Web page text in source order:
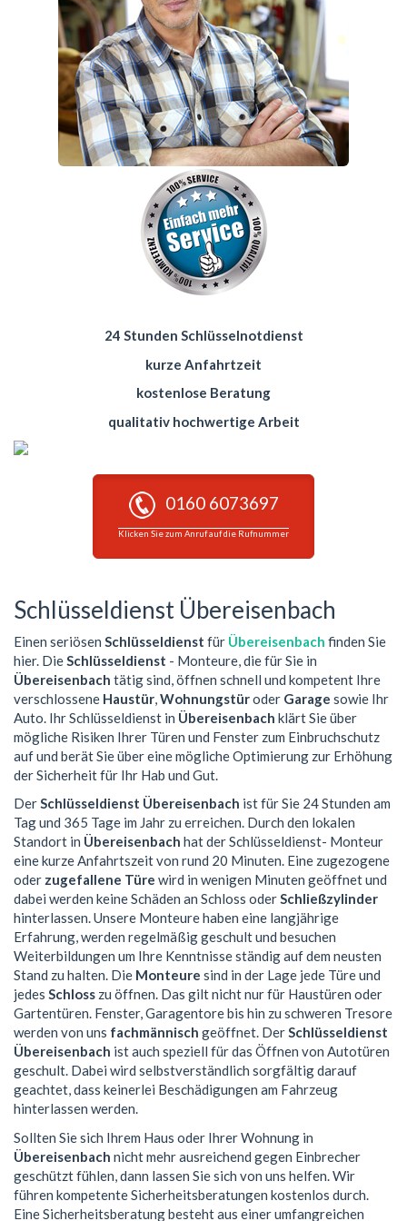
24 Stunden Schlüsselnotdienst
kurze Anfahrtzeit
kostenlose Beratung
qualitativ hochwertige Arbeit
0160 6073697
Klicken Sie zum Anruf auf die Rufnummer
Schlüsseldienst Übereisenbach
Einen seriösen Schlüsseldienst für Übereisenbach finden Sie
hier. DieSchlüsseldienst - Monteure, die für Sie in
Übereisenbach tätig sind, öffnen schnell und kompetent Ihre
verschlossene Haustür,Wohnungstüroder Garage sowie Ihr
Auto. Ihr Schlüsseldienst in Übereisenbach klärt Sie über
mögliche Risiken Ihrer Türen und Fenster zum Einbruchschutz
auf und berät Sie über eine mögliche Optimierung zur Erhöhung
der Sicherheit für Ihr Hab und Gut.
DerSchlüsseldienst Übereisenbach ist für Sie 24 Stunden am
Tag und 365 Tage im Jahr zu erreichen. Durch den lokalen
Standort in Übereisenbach hat der Schlüsseldienst- Monteur
eine kurze Anfahrtszeit von rund 20 Minuten. Eine zugezogene
oder zugefallene Türe wird in wenigen Minuten geöffnet und
dabei werden keine Schäden an Schloss oderSchließzylinder
hinterlassen. Unsere Monteure haben eine langjährige
Erfahrung, werden regelmäßig geschult und besuchen
Weiterbildungen um Ihre Kenntnisse ständig auf dem neusten
Stand zu halten. Die Monteure sind in der Lage jede Türe und
jedes Schloss zu öffnen. Das gilt nicht nur für Haustüren oder
Gartentüren. Fenster, Garagentore bis hin zu schweren Tresore
werden von uns fachmännisch geöffnet. DerSchlüsseldienst
Übereisenbach ist auch speziell für das Öffnen von Autotüren
geschult. Dabei wird selbstverständlich sorgfältig darauf
geachtet, dass keinerlei Beschädigungen am Fahrzeug
hinterlassen werden.
Sollten Sie sich Ihrem Haus oder Ihrer Wohnung in
Übereisenbach nicht mehr ausreichend gegen Einbrecher
geschützt fühlen, dann lassen Sie sich von uns helfen. Wir
führen kompetente Sicherheitsberatungen kostenlos durch.
Eine Sicherheitsberatung besteht aus einer umfangreichen